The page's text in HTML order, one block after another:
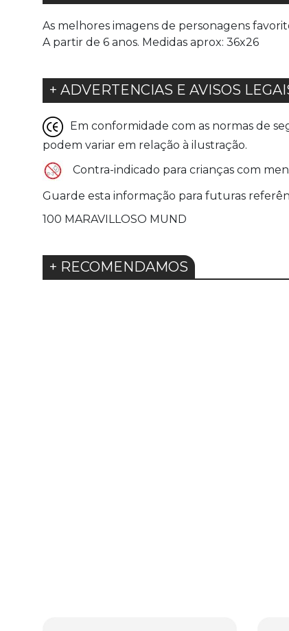
As melhores imagens de personagens
A partir de 6 anos. Medidas aprox: 36x26
+ ADVERTENCIAS E AVISOS
Em conformidade com as normas de
podem variar em relação à ilustração.
Contra-indicado para crianças com
Guarde esta informação para futuras
100 MARAVILLOSO MUND
+ RECOMENDAMOS